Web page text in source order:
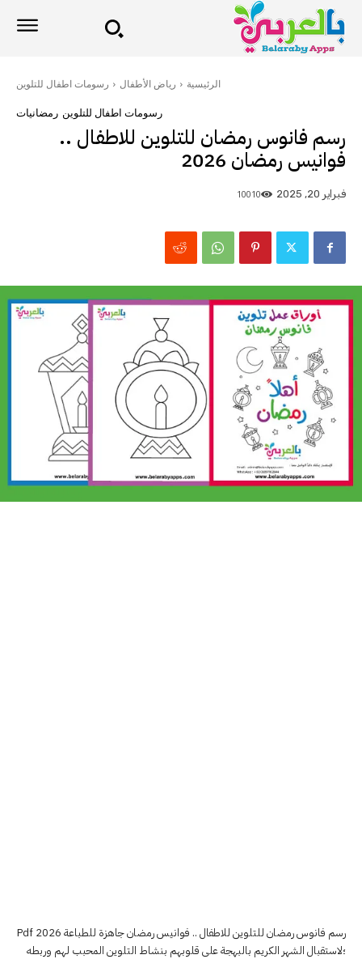
الرئيسية رياض الأطفال رسومات اطفال للتلوين
رسومات اطفال للتلوين رمضانيات
رسم فانوس رمضان للتلوين للاطفال ..
فوانيس رمضان 2026
فبراير 20, 2025 10010
رسم فانوس رمضان للتلوين للاطفال .. فوانيس رمضان جاهزة للطباعة Pdf 2026
؛لاستقبال الشهر الكريم بالبهجة على قلوبهم بنشاط التلوين المحبب لهم وربطه